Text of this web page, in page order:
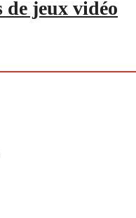
de jeux vidéo